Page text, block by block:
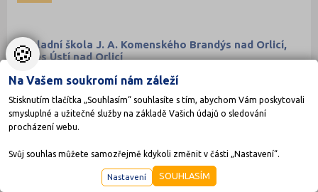
Základní škola J. A. Komenského Brandýs nad Orlicí,
okres Ústí nad Orlicí
Žerotínova 29, 56112 Brandýs nad Orlicí
OBEC
🍪
Na Vašem soukromí nám záleží
Stisknutím tlačítka „Souhlasím“ souhlasíte s tím, abychom Vám poskytovali
smysluplné a užitečné služby na základě Vašich údajů o sledování
procházení webu.
Svůj souhlas můžete samozřejmě kdykoli změnit v části „Nastavení“.
Nastavení SOUHLASÍM